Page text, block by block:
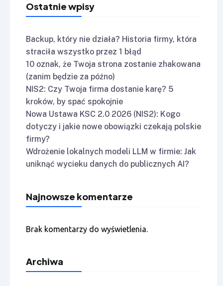
Ostatnie wpisy
Backup, który nie działa? Historia firmy, która
straciła wszystko przez 1 błąd
10 oznak, że Twoja strona zostanie zhakowana
(zanim będzie za późno)
NIS2: Czy Twoja firma dostanie karę? 5
kroków, by spać spokojnie
Nowa Ustawa KSC 2.0 2026 (NIS2): Kogo
dotyczy i jakie nowe obowiązki czekają polskie
firmy?
Wdrożenie lokalnych modeli LLM w firmie: Jak
uniknąć wycieku danych do publicznych AI?
Najnowsze komentarze
Brak komentarzy do wyświetlenia.
Archiwa